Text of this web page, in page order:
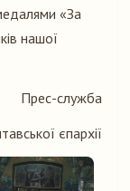
«За
нашої
Прес-служба
єпархії